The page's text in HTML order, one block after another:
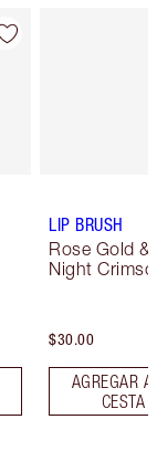
LIP BRUSH
Rose Gold &
Night
$30.00
AGREGAR
CESTA